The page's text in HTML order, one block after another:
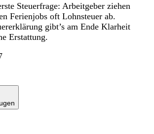
Steuerfrage: Arbeitgeber ziehen
Ferienjobs oft Lohnsteuer ab.
gibt’s am Ende Klarheit
Erstattung.